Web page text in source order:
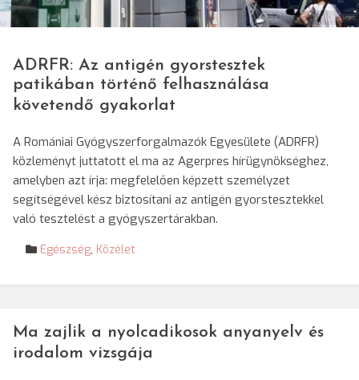
© Darvas Enikő/SRR
ADRFR: Az antigén gyorstesztek
patikában történő felhasználása
követendő gyakorlat
A Romániai Gyógyszerforgalmazók Egyesülete (ADRFR)
közleményt juttatott el ma az Agerpres hírügynökséghez,
amelyben azt írja: megfelelően képzett személyzet
segítségével kész biztosítani az antigén gyorstesztekkel
való tesztelést a gyógyszertárakban.
Egészség, Közélet
Ma zajlik a nyolcadikosok anyanyelv és
irodalom vizsgája